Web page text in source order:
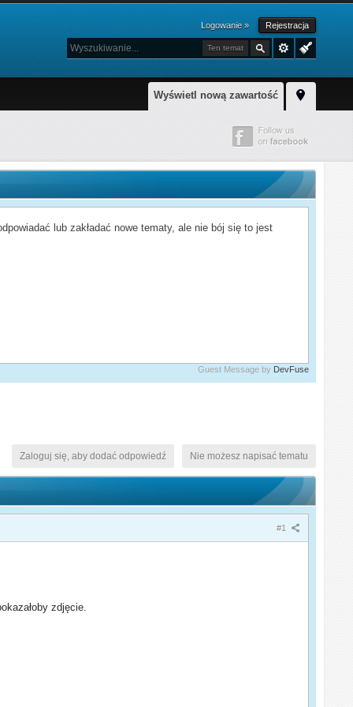
Logowanie » Rejestracja
Ten temat
Wyświetl nową zawartość
lub zakładać nowe tematy, ale nie bój się to jest
Guest Message by DevFuse
Nie możesz napisać tematu
Zaloguj się, aby dodać odpowiedź
#1
zdjęcie.